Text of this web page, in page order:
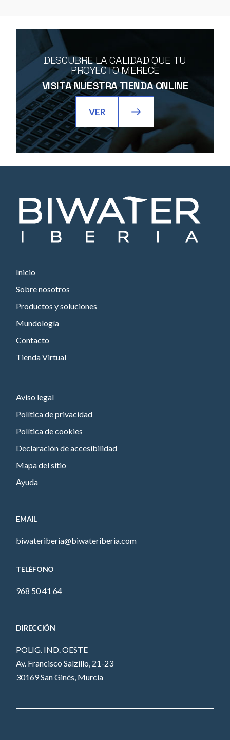
DESCUBRE LA CALIDAD QUE TU
PROYECTO MERECE
VISITA NUESTRA TIENDA ONLINE
VER
Inicio
Sobre nosotros
Productos y soluciones
Mundología
Contacto
Tienda Virtual
Aviso legal
Política de privacidad
Política de cookies
Declaración de accesibilidad
Mapa del sitio
Ayuda
EMAIL
biwateriberia@biwateriberia.com
TELÉFONO
968 50 41 64
DIRECCIÓN
POLIG. IND. OESTE
Av. Francisco Salzillo, 21-23
30169 San Ginés, Murcia